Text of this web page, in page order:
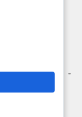
Media Siber